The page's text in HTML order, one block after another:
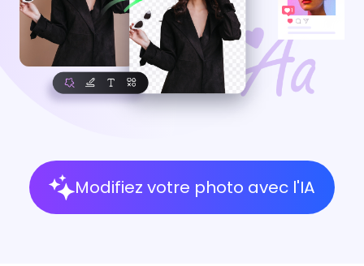
Modifiez votre photo avec l'IA